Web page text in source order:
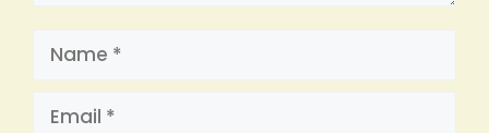
Name
Email